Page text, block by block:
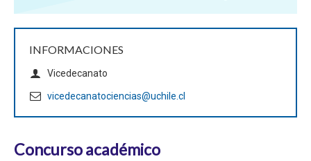
INFORMACIONES
Vicedecanato
vicedecanatociencias@uchile.cl
Concurso académico